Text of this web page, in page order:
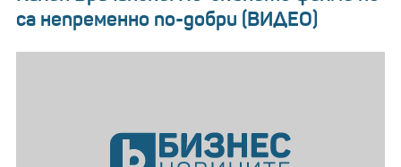
са непременно по-добри (ВИДЕО)